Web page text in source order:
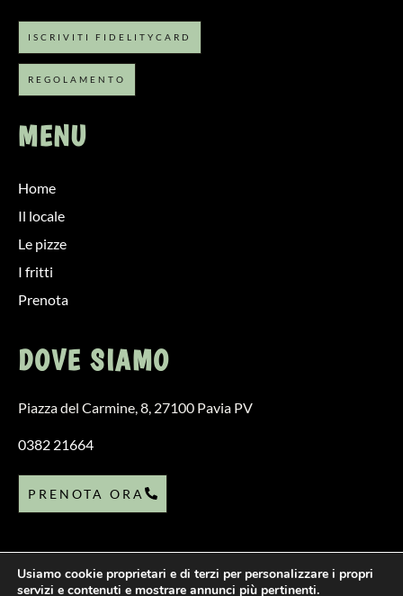
ISCRIVITI FIDELITYCARD
REGOLAMENTO
MENU
Home
Il locale
Le pizze
I fritti
Prenota
DOVE SIAMO
Piazza del Carmine, 8, 27100 Pavia PV
0382 21664
PRENOTA ORA
Privacy PolicyP.iva 02530970181FriggitoriaPizzeriaFritti
Usiamo cookie proprietari e di terzi per personalizzare i propri
servizi e contenuti e mostrare annunci più pertinenti.